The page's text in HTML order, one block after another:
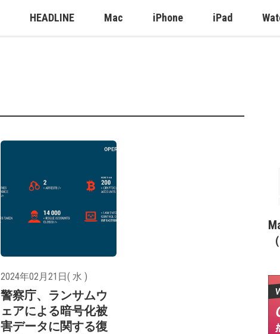
HEADLINE Mac iPhone iPad
2024年02月21日( 水 )
警察庁、ランサムウ
ェアによる暗号化被
害データに関する復